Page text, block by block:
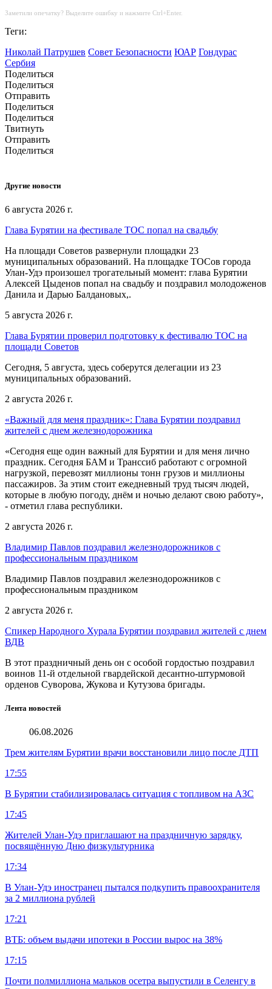
Заметили опечатку? Выделите ошибку и нажмите Ctrl+Enter.
Теги:
Николай Патрушев Совет Безопасности ЮАР Гондурас
Сербия
Поделиться
Поделиться
Отправить
Поделиться
Поделиться
Твитнуть
Отправить
Поделиться
Другие новости
6 августа 2026 г.
Глава Бурятии на фестивале ТОС попал на свадьбу
На площади Советов развернули площадки 23
муниципальных образований. На площадке ТОСов города
Улан-Удэ произошел трогательный момент: глава Бурятии
Алексей Цыденов попал на свадьбу и поздравил молодоженов
Данила и Дарью Балдановых,.
5 августа 2026 г.
Глава Бурятии проверил подготовку к фестивалю ТОС на
площади Советов
Сегодня, 5 августа, здесь соберутся делегации из 23
муниципальных образований.
2 августа 2026 г.
«Важный для меня праздник»: Глава Бурятии поздравил
жителей с днем железнодорожника
«Сегодня еще один важный для Бурятии и для меня лично
праздник. Сегодня БАМ и Транссиб работают с огромной
нагрузкой, перевозят миллионы тонн грузов и миллионы
пассажиров. За этим стоит ежедневный труд тысяч людей,
которые в любую погоду, днём и ночью делают свою работу»,
- отметил глава республики.
2 августа 2026 г.
Владимир Павлов поздравил железнодорожников с
профессиональным праздником
Владимир Павлов поздравил железнодорожников с
профессиональным праздником
2 августа 2026 г.
Спикер Народного Хурала Бурятии поздравил жителей с днем
ВДВ
В этот праздничный день он с особой гордостью поздравил
воинов 11-й отдельной гвардейской десантно-штурмовой
орденов Суворова, Жукова и Кутузова бригады.
Лента новостей
06.08.2026
Трем жителям Бурятии врачи восстановили лицо после ДТП
17:55
В Бурятии стабилизировалась ситуация с топливом на АЗС
17:45
Жителей Улан-Удэ приглашают на праздничную зарядку,
посвящённую Дню физкультурника
17:34
В Улан-Удэ иностранец пытался подкупить правоохранителя
за 2 миллиона рублей
17:21
ВТБ: объем выдачи ипотеки в России вырос на 38%
17:15
Почти полмиллиона мальков осетра выпустили в Селенгу в